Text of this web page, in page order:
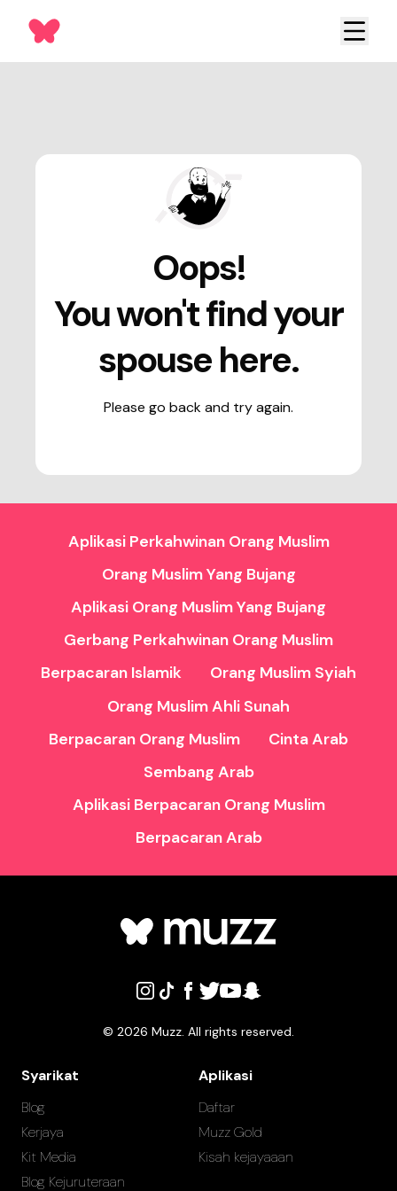
Oops!
You won't find your
spouse here.
Please go back and try again.
Aplikasi Perkahwinan Orang Muslim
Orang Muslim Yang Bujang
Aplikasi Orang Muslim Yang Bujang
Gerbang Perkahwinan Orang Muslim
Berpacaran Islamik
Orang Muslim Syiah
Orang Muslim Ahli Sunah
Berpacaran Orang Muslim
Cinta Arab
Sembang Arab
Aplikasi Berpacaran Orang Muslim
Berpacaran Arab
© 2026 Muzz. All rights reserved.
Syarikat
Blog
Kerjaya
Kit Media
Blog Kejuruteraan
Aplikasi
Daftar
Muzz Gold
Kisah kejayaaan